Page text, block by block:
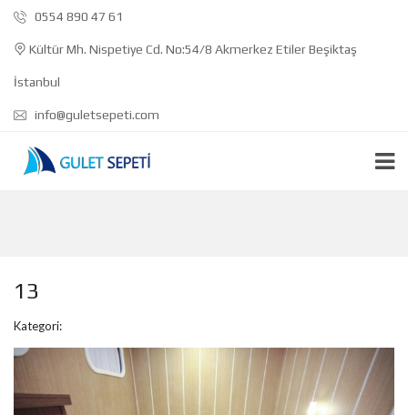
0554 890 47 61
Kültür Mh. Nispetiye Cd. No:54/8 Akmerkez Etiler Beşiktaş
İstanbul
info@guletsepeti.com
13
Kategori: